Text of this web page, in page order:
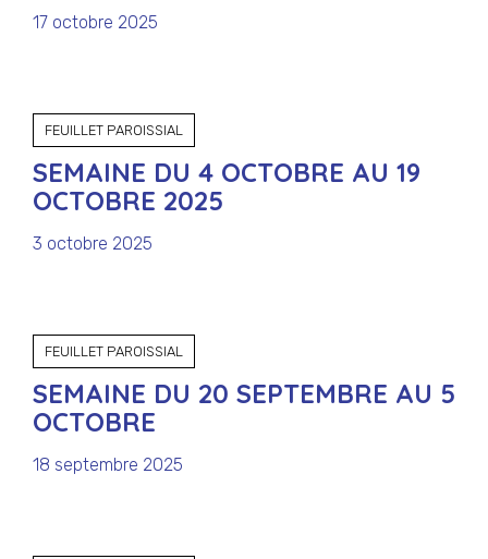
17 octobre 2025
FEUILLET PAROISSIAL
SEMAINE DU 4 OCTOBRE AU 19
OCTOBRE 2025
3 octobre 2025
FEUILLET PAROISSIAL
SEMAINE DU 20 SEPTEMBRE AU 5
OCTOBRE
18 septembre 2025